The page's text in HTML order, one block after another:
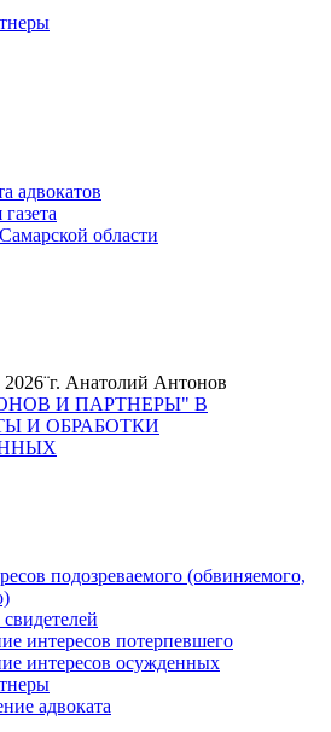
адвокатов
области
Анатолий Антонов
И ПАРТНЕРЫ" В
И ОБРАБОТКИ
подозреваемого (обвиняемого,
интересов потерпевшего
интересов осужденных
адвоката